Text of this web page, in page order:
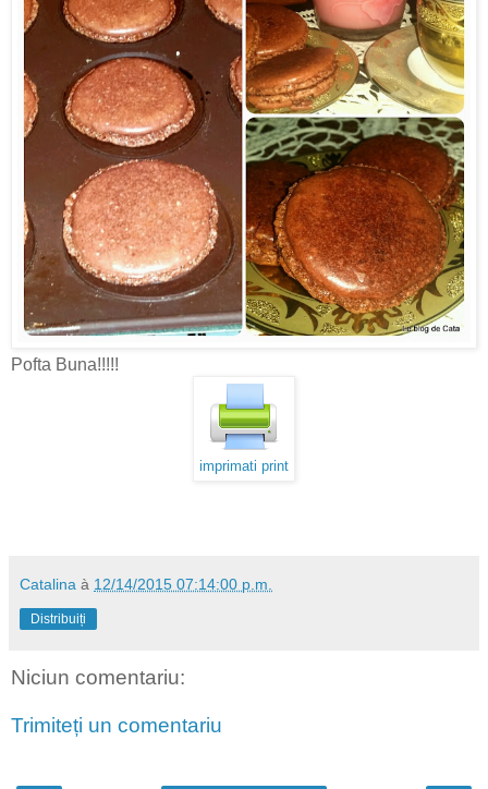
Pofta Buna!!!!!
imprimati print
Catalina à 12/14/2015 07:14:00 p.m.
Distribuiți
Niciun comentariu:
Trimiteți un comentariu